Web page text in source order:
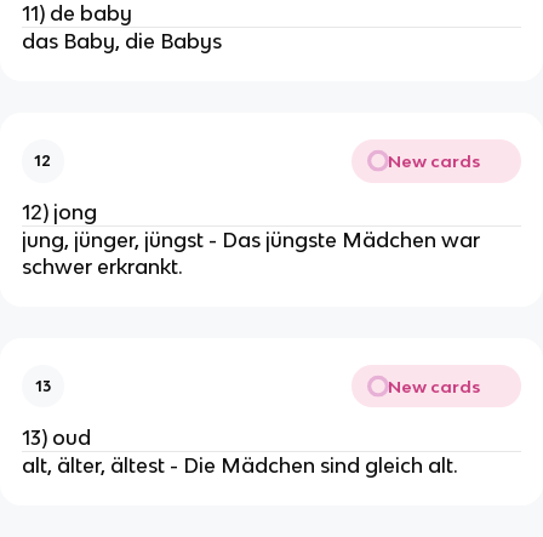
11) de baby
das Baby, die Babys
12 New cards
12) jong
jung, jünger, jüngst - Das jüngste Mädchen war
schwer erkrankt.
13 New cards
13) oud
alt, älter, ältest - Die Mädchen sind gleich alt.